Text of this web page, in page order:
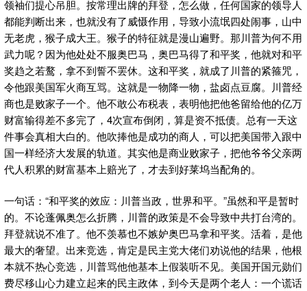
领袖们提心吊胆。按常理出牌的拜登，怎么做，任何国家的领导人
都能判断出来，也就没有了威慑作用，导致小流氓四处闹事，山中
无老虎，猴子成大王。猴子的特征就是漫山遍野。那川普为何不用
武力呢？因为他处处不服奥巴马，奥巴马得了和平奖，他就对和平
奖趋之若鹜，拿不到誓不罢休。这和平奖，就成了川普的紧箍咒，
令他跟美国军火商互骂。这就是一物降一物，盐卤点豆腐。川普经
商也是败家子一个。他不敢公布税表，表明他把他爸留给他的亿万
财富输得差不多完了，4次宣布倒闭，算是资不抵债。总有一天这
件事会真相大白的。他吹捧他是成功的商人，可以把美国带入跟中
国一样经济大发展的轨道。其实他是商业败家子，把他爷爷父亲两
代人积累的财富基本上赔光了，才去到好莱坞当配角的。
一句话：“和平奖的效应：川普当政，世界和平。”虽然和平是暂时
的。不论蓬佩奥怎么折腾，川普的政策是不会导致中共打台湾的。
拜登就说不准了。他不羡慕也不嫉妒奥巴马拿和平奖。活着，是他
最大的奢望。出来竞选，肯定是民主党大佬们劝说他的结果，他根
本就不热心竞选，川普骂他他基本上假装听不见。美国开国元勋们
费尽移山心力建立起来的民主政体，到今天是两个老人：一个谎话